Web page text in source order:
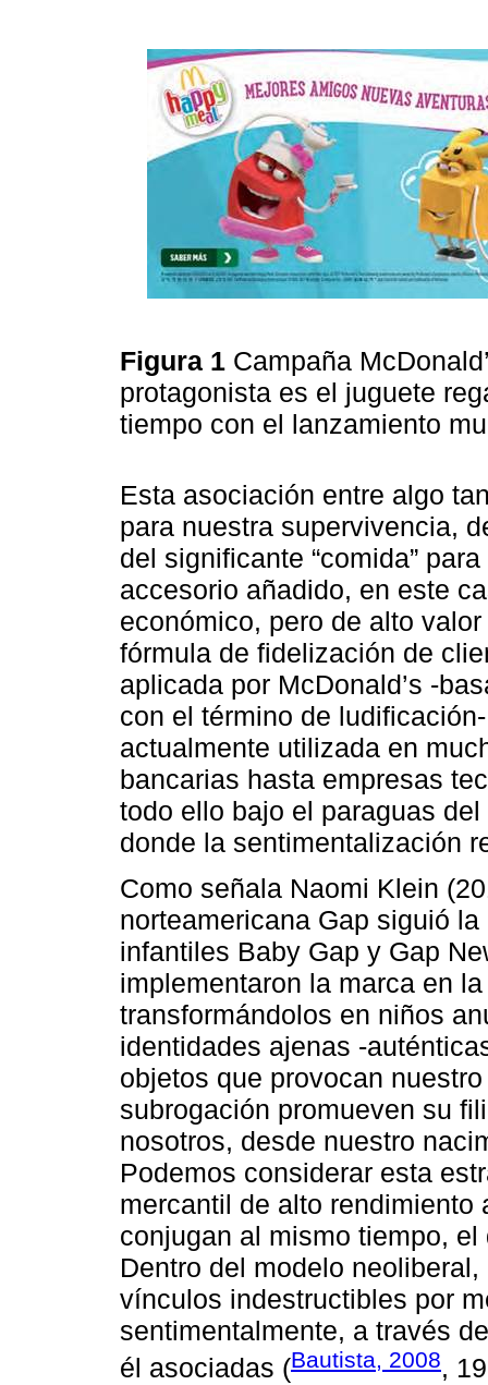
Figura 1 Campaña
protagonista es el juguete
tiempo con el lanzamiento
Esta asociación entre algo
para nuestra supervivencia,
del significante “comida”
accesorio añadido, en este
económico, pero de alto
fórmula de fidelización de
aplicada por McDonald’s -
con el término de
actualmente utilizada en
bancarias hasta empresas
todo ello bajo el paraguas del
donde la sentimentalización
Como señala Naomi Klein
norteamericana Gap siguió
infantiles Baby Gap y Gap
implementaron la marca en
transformándolos en niños
identidades ajenas -
objetos que provocan
subrogación promueven su
nosotros, desde nuestro
Podemos considerar esta
mercantil de alto
conjugan al mismo tiempo,
Dentro del modelo
vínculos indestructibles por
sentimentalmente, a través
él asociadas (Bautista, 2008,